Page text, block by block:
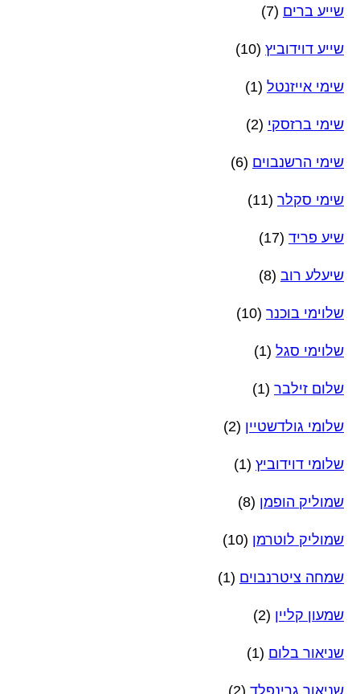
שייע ברים (7)
שייע דוידוביץ (10)
שימי אייזנטל (1)
שימי ברזסקי (2)
שימי הרשנבוים (6)
שימי סקלר (11)
שיע פריד (17)
שיעלע רוב (8)
שלוימי בוכנר (10)
שלוימי סגל (1)
שלום זילבר (1)
שלומי גולדשטיין (2)
שלומי דוידוביץ (1)
שמוליק הופמן (8)
שמוליק לוטרמן (10)
שמחה ציטרנבוים (1)
שמעון קליין (2)
שניאור בלום (1)
שניאור גרינפלד (2)